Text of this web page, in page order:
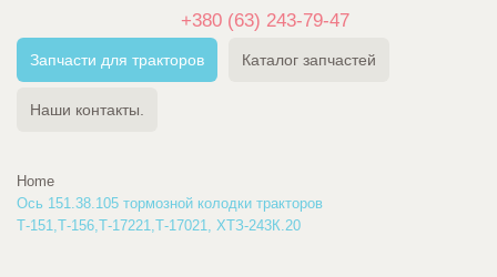
+380 (63) 243-79-47
Запчасти для тракторов Каталог запчастей
Наши контакты.
Home
Ось 151.38.105 тормозной колодки тракторов
Т-151,Т-156,Т-17221,Т-17021, ХТЗ-243К.20